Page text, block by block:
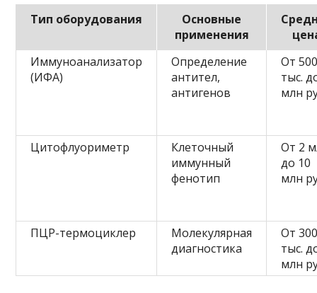
Тип оборудования
Основные
применения
Иммуноанализатор
(ИФА)
Определение
антител,
антигенов
От
тыс.
млн
Цитофлуориметр
Клеточный
иммунный
фенотип
От 2
до 10
млн
ПЦР-термоциклер
Молекулярная
диагностика
От
тыс.
млн